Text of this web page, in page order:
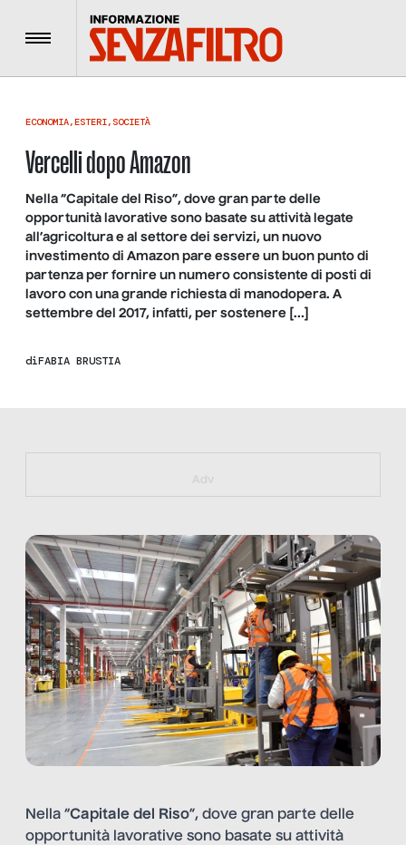
Menu
ECONOMIA,ESTERI, SOCIETÀ
Vercelli dopo Amazon
Nella “Capitale del Riso”, dove gran parte delle
opportunità lavorative sono basate su attività legate
all’agricoltura e al settore dei servizi, un nuovo
investimento di Amazon pare essere un buon punto di
partenza per fornire un numero consistente di posti di
lavoro con una grande richiesta di manodopera. A
settembre del 2017, infatti, per sostenere […]
diFABIA BRUSTIA
https://bit.ly/muster_aggiornamento
Adv
Nella “Capitale del Riso”, dove gran parte delle
opportunità lavorative sono basate su attività